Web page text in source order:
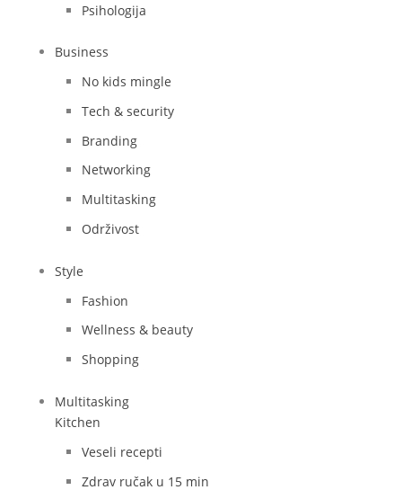
Psihologija
Business
No kids mingle
Tech & security
Branding
Networking
Multitasking
Održivost
Style
Fashion
Wellness & beauty
Shopping
Multitasking
Kitchen
Veseli recepti
Zdrav ručak u 15 min